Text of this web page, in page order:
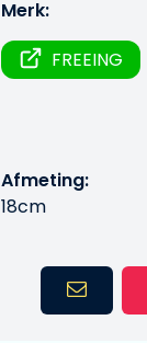
Merk:
FREEING
Afmeting:
18cm